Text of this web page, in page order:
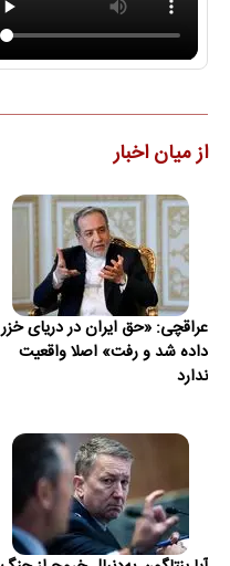
از میان اخبار
عراقچی: «حق ایران در دریای خزر
داده شد و رفت» اصلا واقعیت
ندارد